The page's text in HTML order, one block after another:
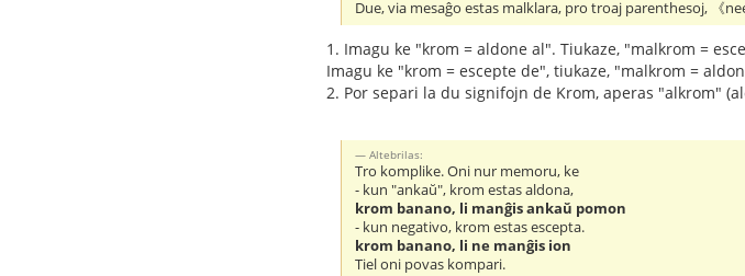
Due, via mesaĝo estas malklara, pro troaj parenthesoj, 《
1. Imagu ke "krom = aldone al". Tiukaze, "malkrom =
Imagu ke "krom = escepte de", tiukaze, "malkrom =
2. Por separi la du signifojn de Krom, aperas "alkrom"
Altebrilas:
Tro komplike. Oni nur memoru, ke
- kun "ankaŭ", krom estas aldona,
krom banano, li manĝis ankaŭ pomon
- kun negativo, krom estas escepta.
krom banano, li ne manĝis ion
Tiel oni povas kompari.